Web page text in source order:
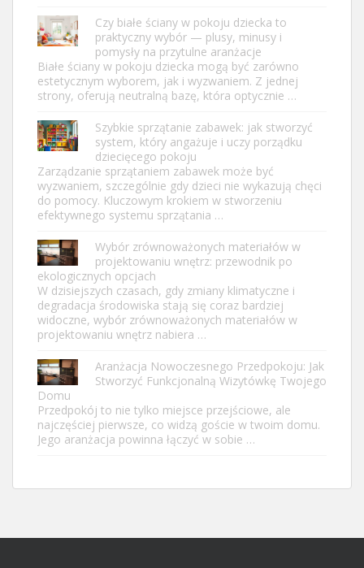
Czy białe ściany w pokoju dziecka to
praktyczny wybór — plusy, minusy i
pomysły na przytulne aranżacje
Białe ściany w pokoju dziecka mogą być zarówno
estetycznym wyborem, jak i wyzwaniem. Z jednej
strony, oferują neutralną bazę, która optycznie …
Szybkie sprzątanie zabawek: jak stworzyć
system, który angażuje i uczy porządku
dziecięcego pokoju
Zarządzanie sprzątaniem zabawek może być
wyzwaniem, szczególnie gdy dzieci nie wykazują chęci
do pomocy. Kluczowym krokiem w stworzeniu
efektywnego systemu sprzątania …
Wybór zrównoważonych materiałów w
projektowaniu wnętrz: przewodnik po
ekologicznych opcjach
W dzisiejszych czasach, gdy zmiany klimatyczne i
degradacja środowiska stają się coraz bardziej
widoczne, wybór zrównoważonych materiałów w
projektowaniu wnętrz nabiera …
Aranżacja Nowoczesnego Przedpokoju: Jak
Stworzyć Funkcjonalną Wizytówkę Twojego
Domu
Przedpokój to nie tylko miejsce przejściowe, ale
najczęściej pierwsze, co widzą goście w twoim domu.
Jego aranżacja powinna łączyć w sobie …